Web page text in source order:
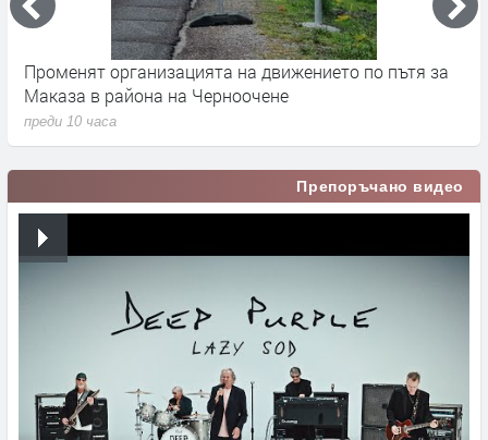
Променят организацията на движението по пътя за
Маказа в района на Черноочене
преди 10 часа
Препоръчано видео